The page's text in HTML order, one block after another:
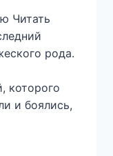
Читать
рода.
которого
и боялись,